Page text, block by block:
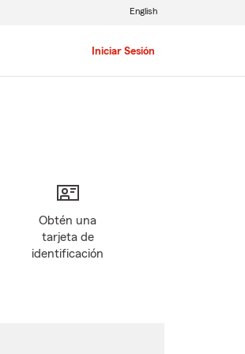
Iniciar Sesión
English
Obtén una
tarjeta de
identificación